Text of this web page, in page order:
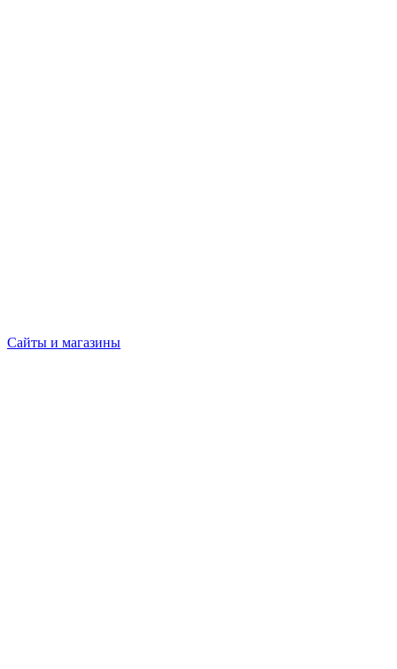
Сайты и магазины